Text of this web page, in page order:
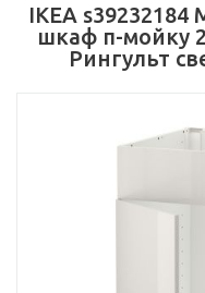
IKEA
шкаф п-мойку
Рингульт